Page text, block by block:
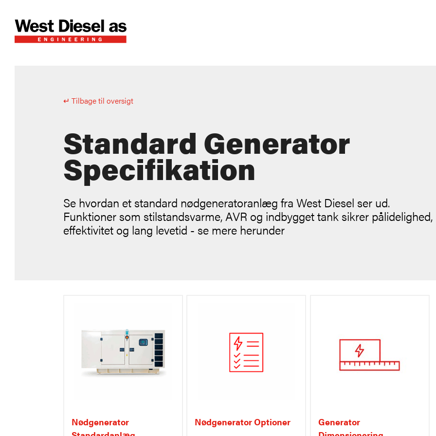
↵ Tilbage til oversigt
Standard Generator
Specifikation
Se hvordan et standard nødgeneratoranlæg fra West Diesel ser ud.
Funktioner som stilstandsvarme, AVR og indbygget tank sikrer pålidelighed,
effektivitet og lang levetid - se mere herunder
Nødgenerator
Nødgenerator Optioner
Generator